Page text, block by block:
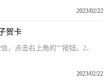
2023/02/22
贺卡
，点击右上角的“”按钮。2、
2023/02/22